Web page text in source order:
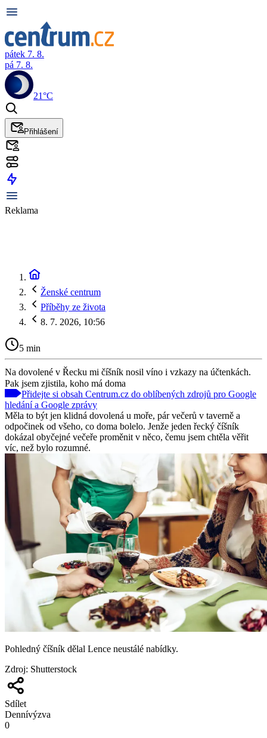
pátek 7. 8.
pá 7. 8.
21°C
Přihlášení
Reklama
Ženské centrum
Příběhy ze života
8. 7. 2026, 10:56
5 min
Na dovolené v Řecku mi číšník nosil víno i vzkazy na účtenkách.
Pak jsem zjistila, koho má doma
Přidejte si obsah Centrum.cz do oblíbených zdrojů pro Google
hledání a Google zprávy
Měla to být jen klidná dovolená u moře, pár večerů v taverně a
odpočinek od všeho, co doma bolelo. Jenže jeden řecký číšník
dokázal obyčejné večeře proměnit v něco, čemu jsem chtěla věřit
víc, než bylo rozumné.
Pohledný číšník dělal Lence neustálé nabídky.
Zdroj: Shutterstock
Sdílet
Dennívýzva
0